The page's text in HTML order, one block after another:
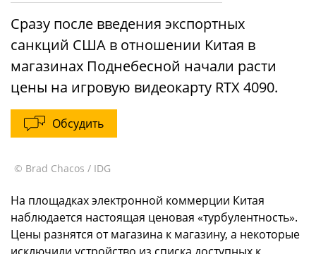
Сразу после введения экспортных
санкций США в отношении Китая в
магазинах Поднебесной начали расти
цены на игровую видеокарту RTX 4090.
Обсудить
© Brad Chacos / IDG
На площадках электронной коммерции Китая
наблюдается настоящая ценовая «турбулентность».
Цены разнятся от магазина к магазину, а некоторые